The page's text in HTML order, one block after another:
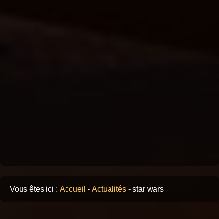
Vous êtes ici : Accueil - Actualités - star wars